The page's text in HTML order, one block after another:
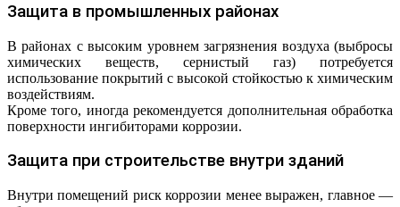
Защита в промышленных районах
В районах с высоким уровнем загрязнения воздуха (выбросы
химических веществ, сернистый газ) потребуется
использование покрытий с высокой стойкостью к химическим
воздействиям.
Кроме того, иногда рекомендуется дополнительная обработка
поверхности ингибиторами коррозии.
Защита при строительстве внутри зданий
Внутри помещений риск коррозии менее выражен, главное —